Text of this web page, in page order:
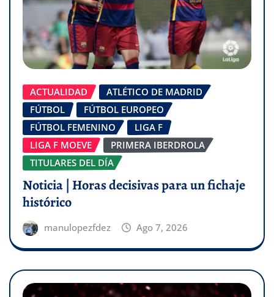
ACTUALIDAD
ATLÉTICO DE MADRID
FÚTBOL
FÚTBOL EUROPEO
FÚTBOL FEMENINO
LIGA F
LIGA F MOEVE
PRIMERA IBERDROLA
TITULARES DEL DÍA
Noticia | Horas decisivas para un fichaje
histórico
manulopezfdez Ago 7, 2026